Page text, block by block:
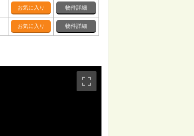
お気に入り 物件詳細
お気に入り 物件詳細